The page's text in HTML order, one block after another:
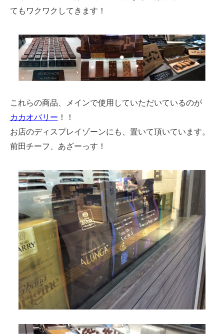
てもワクワクしてきます！
これらの商品、メインで使用していただいているのが
カカオバリー ！！
お店のディスプレイゾーンにも、置いて頂いています。
前田チーフ、あざーっす！